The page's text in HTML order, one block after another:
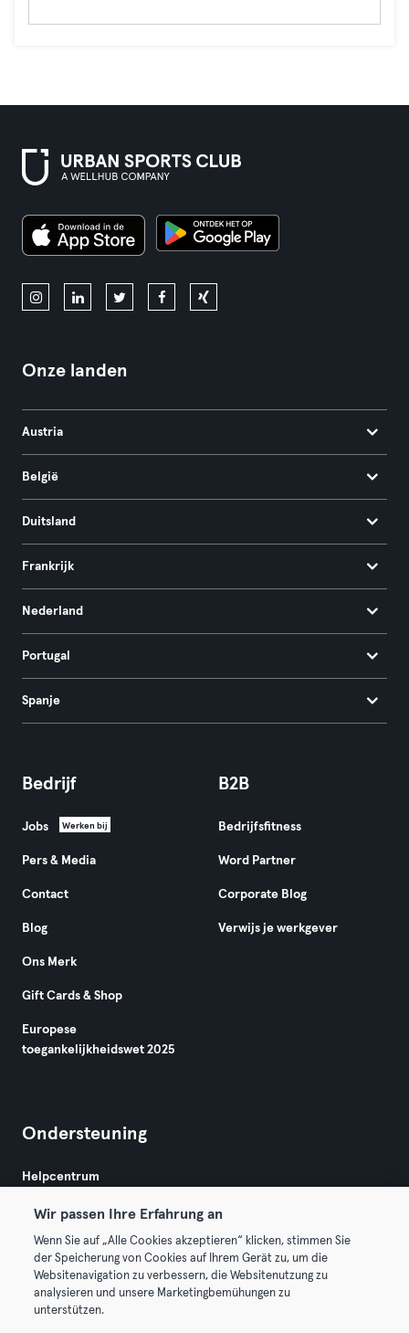
Onze landen
Austria
België
Duitsland
Frankrijk
Nederland
Portugal
Spanje
Bedrijf
Jobs Werken bij
Pers & Media
Contact
Blog
Ons Merk
Gift Cards & Shop
Europese
toegankelijkheidswet 2025
B2B
Bedrijfsfitness
Word Partner
Corporate Blog
Verwijs je werkgever
Ondersteuning
Helpcentrum
Algemene Voorwaarden
Wir passen Ihre Erfahrung an
Wenn Sie auf „Alle Cookies akzeptieren“ klicken, stimmen Sie
der Speicherung von Cookies auf Ihrem Gerät zu, um die
Websitenavigation zu verbessern, die Websitenutzung zu
analysieren und unsere Marketingbemühungen zu
unterstützen.